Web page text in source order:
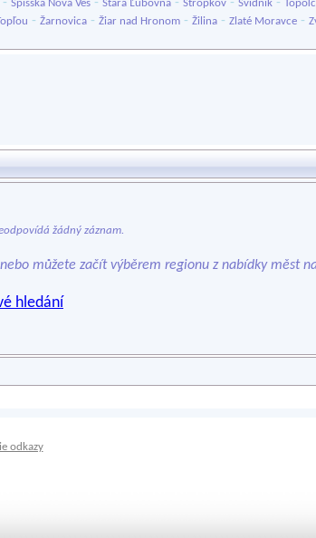
Spišská Nová Ves Stará Ľubovňa Stropkov Svidník
- Žarnovica - Žiar nad Hronom - Žilina - Zlaté Moravce -
žádný záznam.
můžete začít výběrem regionu z nabídky měst
hledání
odkazy